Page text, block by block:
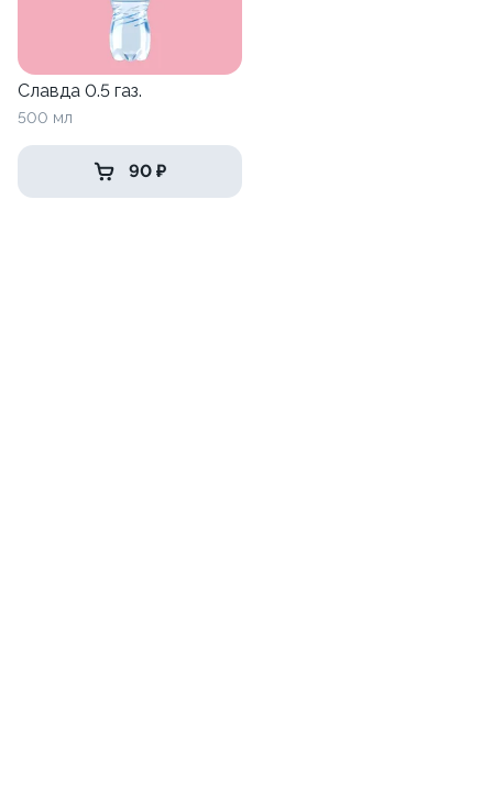
Славда 0.5 газ.
500 мл
90 ₽